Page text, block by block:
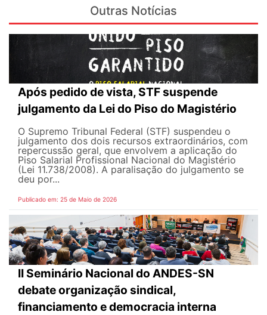
Outras Notícias
Após pedido de vista, STF suspende
julgamento da Lei do Piso do Magistério
O Supremo Tribunal Federal (STF) suspendeu o
julgamento dos dois recursos extraordinários, com
repercussão geral, que envolvem a aplicação do
Piso Salarial Profissional Nacional do Magistério
(Lei 11.738/2008). A paralisação do julgamento se
deu por...
Publicado em: 25 de Maio de 2026
II Seminário Nacional do ANDES-SN
debate organização sindical,
financiamento e democracia interna